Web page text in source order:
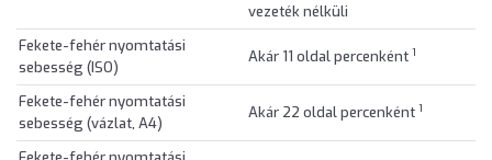
vezeték nélküli
Fekete-fehér nyomtatási
sebesség (ISO)
Akár 11 oldal percenként 1
Fekete-fehér nyomtatási
sebesség (vázlat, A4)
Akár 22 oldal percenként 1